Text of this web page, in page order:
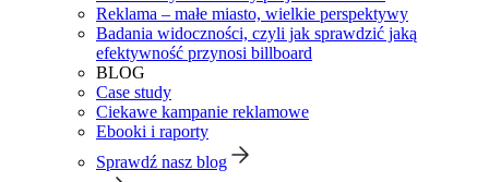
Reklama – małe miasto, wielkie perspektywy
Badania widoczności, czyli jak sprawdzić jaką
efektywność przynosi billboard
BLOG
Case study
Ciekawe kampanie reklamowe
Ebooki i raporty
Sprawdź nasz blog